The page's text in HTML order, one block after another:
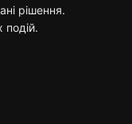
рішення.
подій.